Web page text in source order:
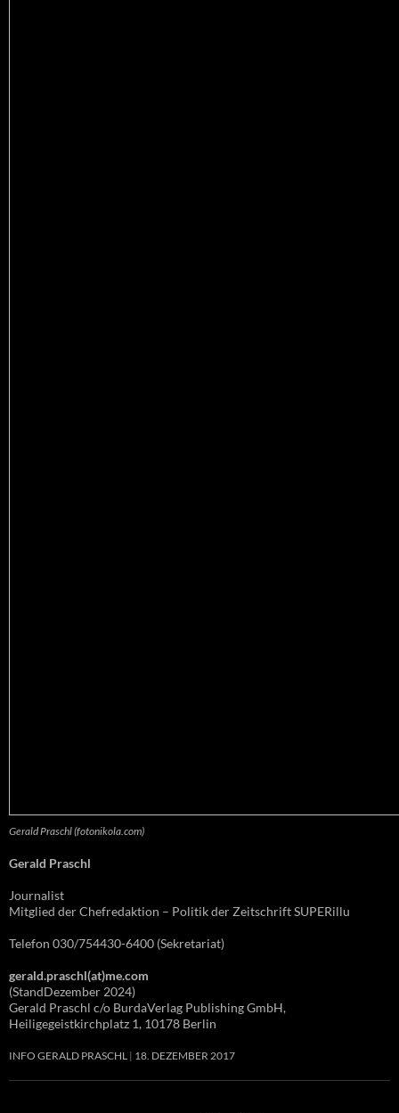
Gerald Praschl (fotonikola.com)
Gerald Praschl
Journalist
Mitglied der Chefredaktion – Politik der Zeitschrift SUPERillu
Telefon 030/754430-6400 (Sekretariat)
gerald.praschl(at)me.com
(StandDezember 2024)
Gerald Praschl c/o BurdaVerlag Publishing GmbH,
Heiligegeistkirchplatz 1, 10178 Berlin
INFO GERALD PRASCHL 18. DEZEMBER 2017